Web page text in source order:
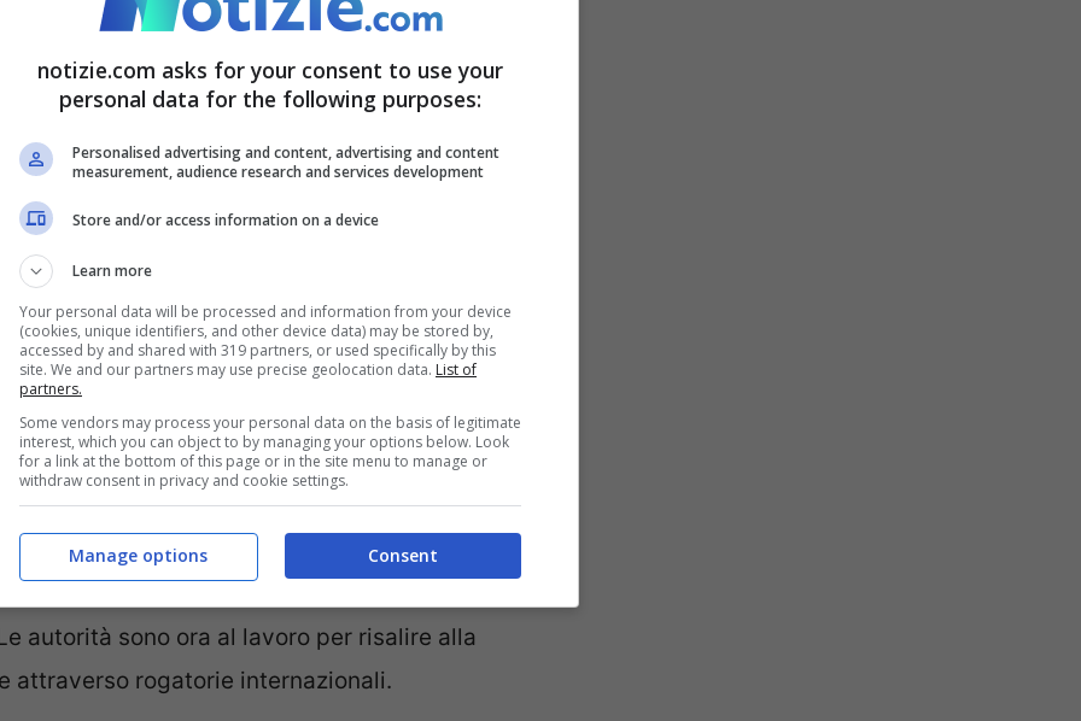
il raggiro ma ha comunque denunciato il
governo e militari
ha rivelato che i truffatori utilizzavano
Ministro e di altri funzionari governativi,
richieste di denaro. Il metodo era
da presunti membri del governo e militaridi
per operazioni segrete di liberazione di
è l’ex presidente dell’Inter Moratti, cheha
distinti su un conto olandese. Grazie
del Nucleo Investigativo di Milano, i
autorità sono ora al lavoro per risalire alla
attraverso rogatorie internazionali.
notizie.com asks for your consent to use your
personal data for the following purposes:
Personalised advertising and content, advertising and content
measurement, audience research and services development
Store and/or access information on a device
Learn more
Your personal data will be processed and information from your device
(cookies, unique identifiers, and other device data) may be stored by,
accessed by and shared with 319 partners, or used specifically by this
site. We and our partners may use precise geolocation data. List of
partners.
Some vendors may process your personal data on the basis of legitimate
interest, which you can object to by managing your options below. Look
for a link at the bottom of this page or in the site menu to manage or
withdraw consent in privacy and cookie settings.
Consent
Manage options